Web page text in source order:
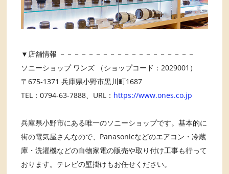
▼店舗情報 －－－－－－－－－－－－－－－－－－－
ソニーショップ ワンズ （ショップコード：2029001）
〒675-1371 兵庫県小野市黒川町1687
TEL：0794-63-7888、URL： https://www.ones.co.jp
兵庫県小野市にある唯一のソニーショップです。基本的に
街の電気屋さんなので、Panasonicなどのエアコン・冷蔵
庫・洗濯機などの白物家電の販売や取り付け工事も行って
おります。テレビの壁掛けもお任せください。